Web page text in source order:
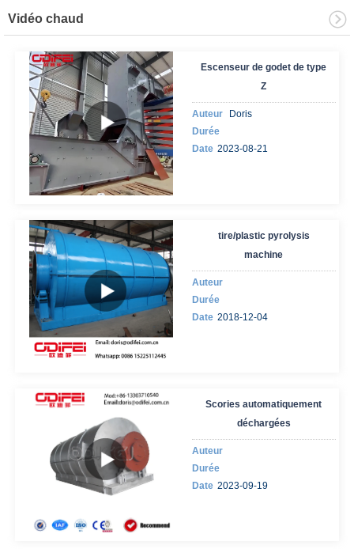
Vidéo chaud
Escenseur de godet de type
Z
Auteur
Doris
Durée
Date 2023-08-21
tire/plastic pyrolysis
machine
Auteur
Durée
Date 2018-12-04
Scories automatiquement
déchargées
Auteur
Durée
Date 2023-09-19